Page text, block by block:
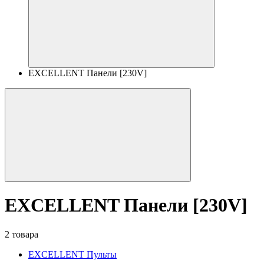
EXCELLENT Панели [230V]
EXCELLENT Панели [230V]
2 товара
EXCELLENT Пульты